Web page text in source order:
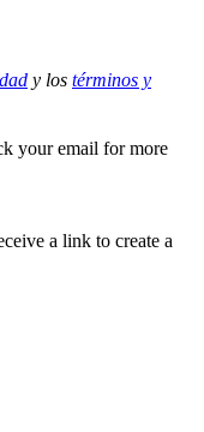
y los términos y
your email for more
a link to create a